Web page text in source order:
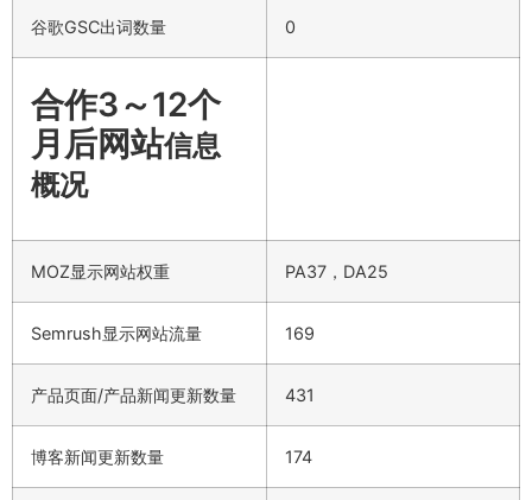
谷歌GSC出词数量 0
合作3～12个
月后网站信息
概况
MOZ显示网站权重 PA37，DA25
Semrush显示网站流量 169
产品页面/产品新闻更新数量 431
博客新闻更新数量 174